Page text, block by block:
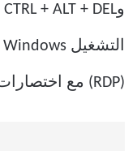
(RDP) مع اختصارات لوحة المفاتيح.